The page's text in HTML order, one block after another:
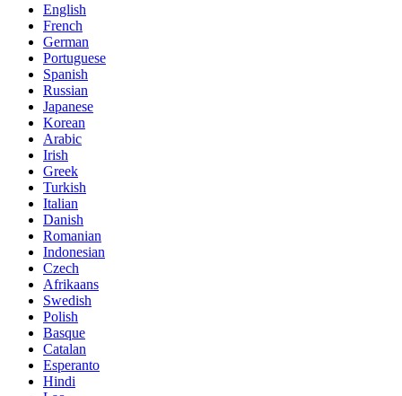
English
French
German
Portuguese
Spanish
Russian
Japanese
Korean
Arabic
Irish
Greek
Turkish
Italian
Danish
Romanian
Indonesian
Czech
Afrikaans
Swedish
Polish
Basque
Catalan
Esperanto
Hindi